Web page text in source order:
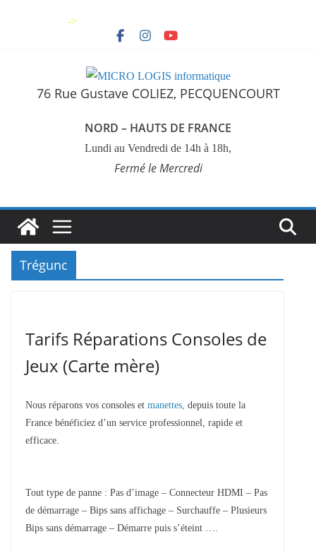
->
76 Rue Gustave COLIEZ, PECQUENCOURT
NORD – HAUTS DE FRANCE
Lundi au Vendredi de 14h à 18h,
Fermé le Mercredi
Trégunc
Tarifs Réparations Consoles de
Jeux (Carte mère)
Nous réparons vos consoles et manettes, depuis toute la
France bénéficiez d’un service professionnel, rapide et
efficace.
Tout type de panne : Pas d’image – Connecteur HDMI – Pas
de démarrage – Bips sans affichage – Surchauffe – Plusieurs
Bips sans démarrage – Démarre puis s’éteint ….